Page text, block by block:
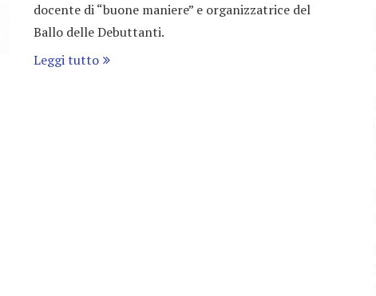
docente di “buone maniere” e organizzatrice del
Ballo delle Debuttanti.
Leggi tutto